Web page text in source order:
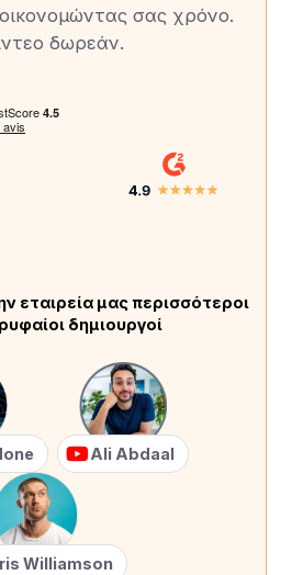
σας χρόνο.
δωρεάν.
εταιρεία μας περισσότεροι
δημιουργοί
Ali Abdaal
Williamson